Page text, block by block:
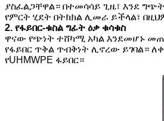
ያስፈልጋቸዋል። በተመሳሳይ ጊዜ፣ እንደ
የምርት ሂደት በትክክል ሊመራ ይችላል፣
2. የፋይበር-ቁስል ግፊት ዕቃ ቁሳቁስ
ዋናው የጭነት ተሸካሚ አካል እንደመሆኑ
የፋይበር ጥቅል ጥብቅነት ሊኖረው ይገባል።
የUHMWPE ፋይበር።